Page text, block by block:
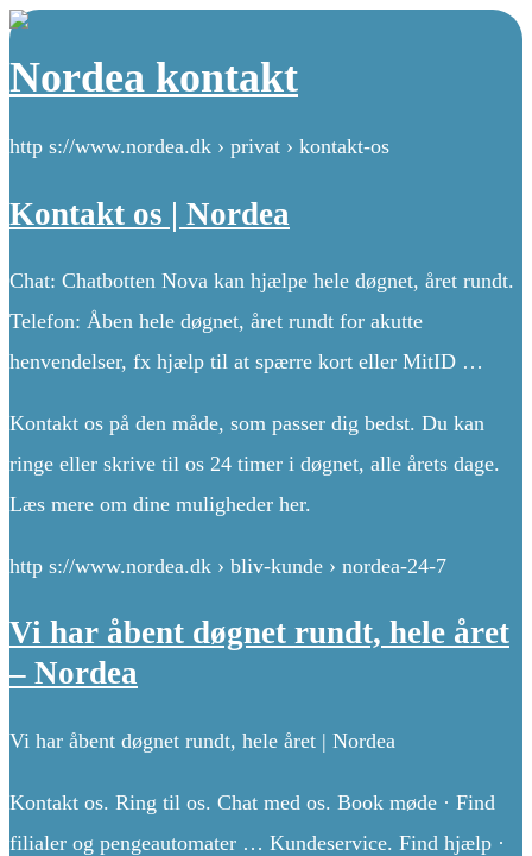
Nordea kontakt
http s://www.nordea.dk › privat › kontakt-os
Kontakt os | Nordea
Chat: Chatbotten Nova kan hjælpe hele døgnet, året rundt.
Telefon: Åben hele døgnet, året rundt for akutte
henvendelser, fx hjælp til at spærre kort eller MitID …
Kontakt os på den måde, som passer dig bedst. Du kan
ringe eller skrive til os 24 timer i døgnet, alle årets dage.
Læs mere om dine muligheder her.
http s://www.nordea.dk › bliv-kunde › nordea-24-7
Vi har åbent døgnet rundt, hele året
– Nordea
Vi har åbent døgnet rundt, hele året | Nordea
Kontakt os. Ring til os. Chat med os. Book møde · Find
filialer og pengeautomater … Kundeservice. Find hjælp ·